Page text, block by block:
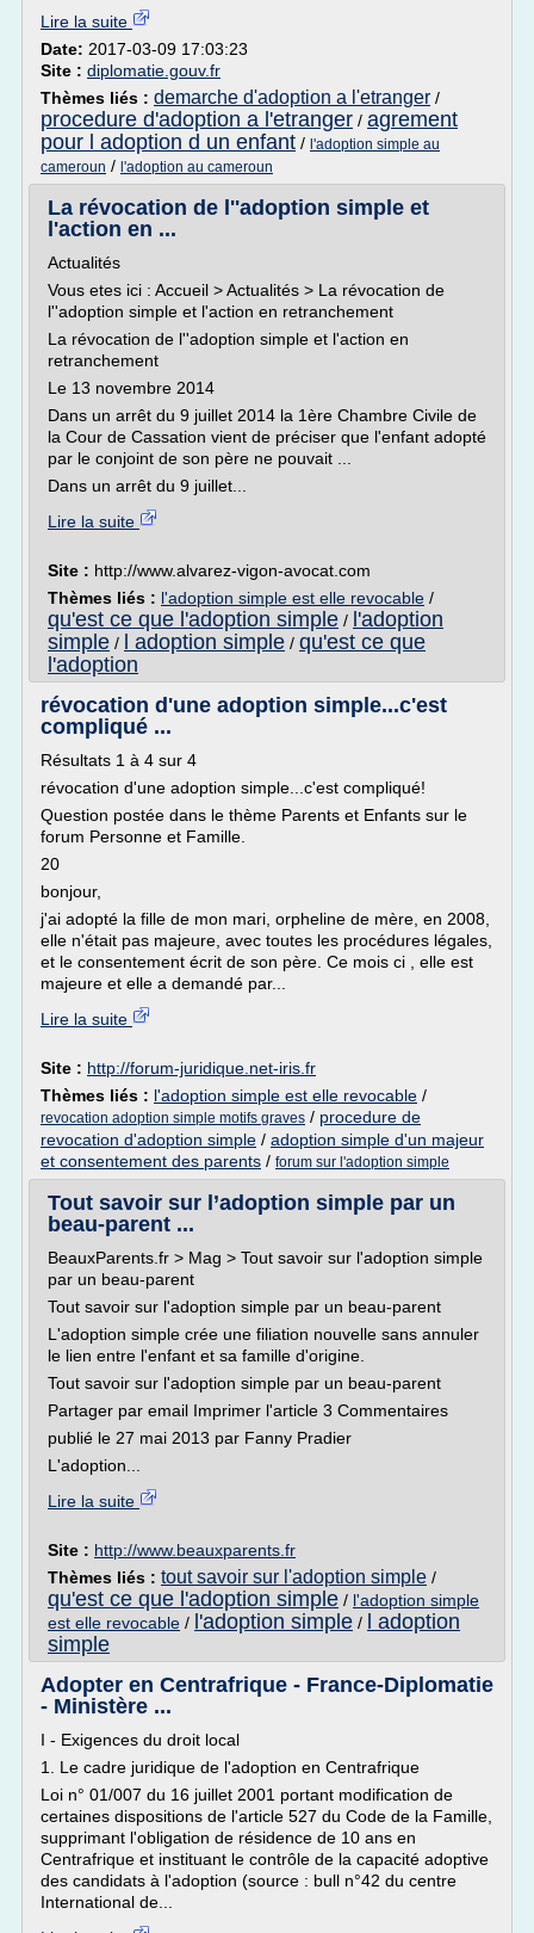
Lire la suite
Date: 2017-03-09 17:03:23
Site : diplomatie.gouv.fr
Thèmes liés : demarche d'adoption a l'etranger /
procedure d'adoption a l'etranger / agrement
pour l adoption d un enfant / l'adoption simple au
cameroun / l'adoption au cameroun
La révocation de l''adoption simple et
l'action en ...
Actualités
Vous etes ici : Accueil > Actualités > La révocation de
l''adoption simple et l'action en retranchement
La révocation de l''adoption simple et l'action en
retranchement
Le 13 novembre 2014
Dans un arrêt du 9 juillet 2014 la 1ère Chambre Civile de
la Cour de Cassation vient de préciser que l'enfant adopté
par le conjoint de son père ne pouvait ...
Dans un arrêt du 9 juillet...
Lire la suite
Site : http://www.alvarez-vigon-avocat.com
Thèmes liés : l'adoption simple est elle revocable /
qu'est ce que l'adoption simple / l'adoption
simple / l adoption simple / qu'est ce que
l'adoption
révocation d'une adoption simple...c'est
compliqué ...
Résultats 1 à 4 sur 4
révocation d'une adoption simple...c'est compliqué!
Question postée dans le thème Parents et Enfants sur le
forum Personne et Famille.
20
bonjour,
j'ai adopté la fille de mon mari, orpheline de mère, en 2008,
elle n'était pas majeure, avec toutes les procédures légales,
et le consentement écrit de son père. Ce mois ci , elle est
majeure et elle a demandé par...
Lire la suite
Site : http://forum-juridique.net-iris.fr
Thèmes liés : l'adoption simple est elle revocable /
revocation adoption simple motifs graves / procedure de
revocation d'adoption simple / adoption simple d'un majeur
et consentement des parents / forum sur l'adoption simple
Tout savoir sur l’adoption simple par un
beau-parent ...
BeauxParents.fr > Mag > Tout savoir sur l'adoption simple
par un beau-parent
Tout savoir sur l'adoption simple par un beau-parent
L'adoption simple crée une filiation nouvelle sans annuler
le lien entre l'enfant et sa famille d'origine.
Tout savoir sur l'adoption simple par un beau-parent
Partager par email Imprimer l'article 3 Commentaires
publié le 27 mai 2013 par Fanny Pradier
L'adoption...
Lire la suite
Site : http://www.beauxparents.fr
Thèmes liés : tout savoir sur l'adoption simple /
qu'est ce que l'adoption simple / l'adoption simple
est elle revocable / l'adoption simple /
l adoption
simple
Adopter en Centrafrique - France-Diplomatie
- Ministère ...
I - Exigences du droit local
1. Le cadre juridique de l'adoption en Centrafrique
Loi n° 01/007 du 16 juillet 2001 portant modification de
certaines dispositions de l'article 527 du Code de la Famille,
supprimant l'obligation de résidence de 10 ans en
Centrafrique et instituant le contrôle de la capacité adoptive
des candidats à l'adoption (source : bull n°42 du centre
International de...